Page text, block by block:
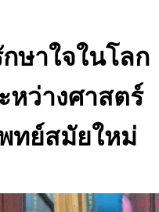
ษาใจในโลก
หว่างศาสตร์
ทย์สมัยใหม่